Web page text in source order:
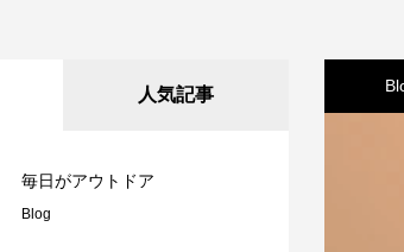
人気記事
毎日がアウトドア
Blog